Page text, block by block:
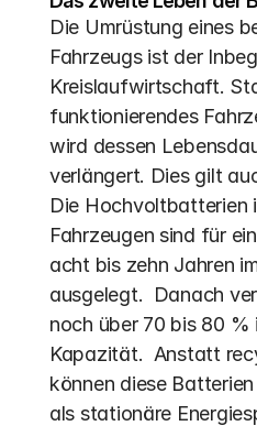
Die Umrüstung eines
Fahrzeugs ist der
Kreislaufwirtschaft.
funktionierendes
wird dessen
verlängert. Dies gilt
Die Hochvoltbatterien
Fahrzeugen sind für
acht bis zehn Jahren
ausgelegt.  Danach
noch über 70 bis 80 %
Kapazität.  Anstatt
können diese
als stationäre